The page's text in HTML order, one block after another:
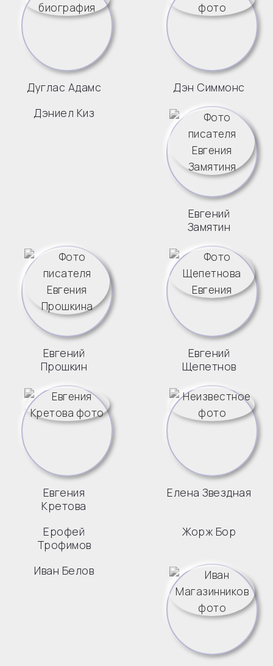
Дуглас Адамс
Дэн Симмонс
Дэниел Киз
Евгений
Замятин
Евгений
Прошкин
Евгений
Щепетнов
Евгения
Кретова
Елена Звездная
Ерофей
Трофимов
Жорж Бор
Иван Белов